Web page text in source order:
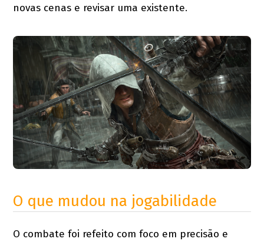
novas cenas e revisar uma existente.
O que mudou na jogabilidade
O combate foi refeito com foco em precisão e